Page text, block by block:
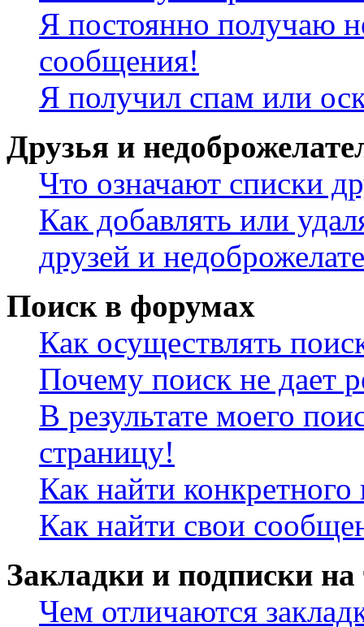
Я постоянно получаю
сообщения!
Я получил спам или
Друзья и
Что означают списки
Как добавлять или
друзей и
Поиск в форумах
Как осуществлять
Почему поиск не дает
В результате моего
страницу!
Как найти конкретного
Как найти свои
Закладки и подписки
Чем отличаются